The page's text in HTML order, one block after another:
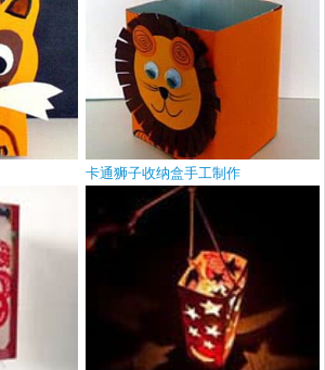
卡通狮子收纳盒手工制作